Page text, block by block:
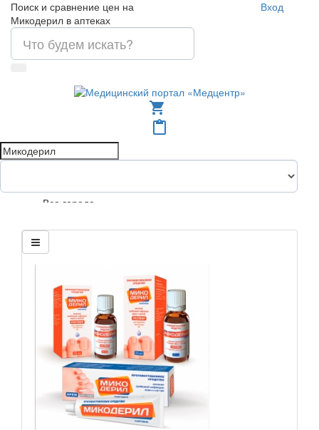
Поиск и сравнение цен на
Микодерил в аптеках
Вход
shopping_cart
content_paste
Все города